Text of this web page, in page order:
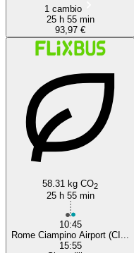
1 cambio
25 h 55 min
93,97 €
58.31 kg CO2
25 h 55 min
10:45
Rome Ciampino Airport (CI...
15:55